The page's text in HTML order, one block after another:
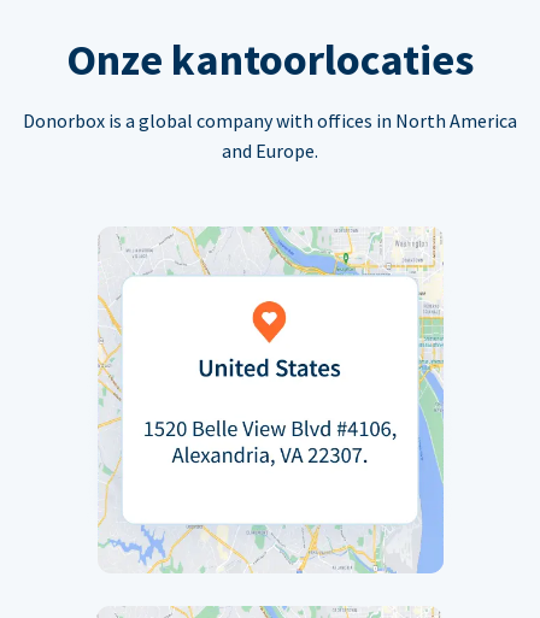
Onze kantoorlocaties
Donorbox is a global company with offices in North America
and Europe.